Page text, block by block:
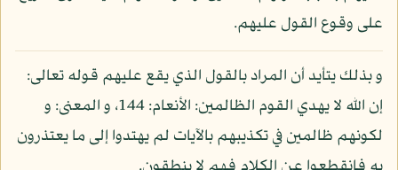
على وقوع القول عليهم.
و بذلك يتأيد أن المراد بالقول الذي يقع عليهم قوله تعالى:
إن الله لا يهدي القوم الظالمين: الأنعام: 144، و المعنى: و
لكونهم ظالمين في تكذيبهم بالآيات لم يهتدوا إلى ما يعتذرون